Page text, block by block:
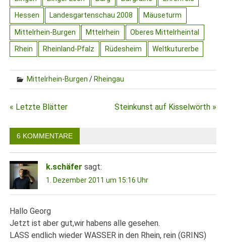
Hessen Landesgartenschau 2008 Mäuseturm
Mittelrhein-Burgen Mttelrhein Oberes Mittelrheintal
Rhein Rheinland-Pfalz Rüdesheim Weltkuturerbe
Mittelrhein-Burgen / Rheingau
Beitragsnavigation
« Letzte Blätter Steinkunst auf Kisselwörth »
6 KOMMENTARE
k.schäfer sagt:
1. Dezember 2011 um 15:16 Uhr
Hallo Georg
Jetzt ist aber gut,wir habens alle gesehen.
LASS endlich wieder WASSER in den Rhein, rein (GRINS)